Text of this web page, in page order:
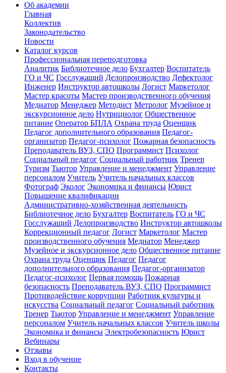
Об академии
Главная
Коллектив
Законодательство
Новости
Каталог курсов
Профессиональная переподготовка
Аналитик Библиотечное дело Бухгалтер Воспитатель
ГО и ЧС Госслужащий Делопроизводство Дефектолог
Инженер Инструктор автошколы Логист Маркетолог
Мастер красоты Мастер производственного обучения
Медиатор Менеджер Методист Метролог Музейное и
экскурсионное дело Нутрициолог Общественное
питание Оператор БПЛА Охрана труда Оценщик
Педагог дополнительного образования Педагог-
организатор Педагог-психолог Пожарная безопасность
Преподаватель ВУЗ, СПО Программист Психолог
Социальный педагог Социальный работник Тренер
Туризм Тьютор Управление и менеджмент Управление
персоналом Учитель Учитель начальных классов
Фотограф Эколог Экономика и финансы Юрист
Повышение квалификации
Административно-хозяйственная деятельность
Библиотечное дело Бухгалтер Воспитатель ГО и ЧС
Госслужащий Делопроизводство Инструктор автошколы
Коррекционный педагог Логист Маркетолог Мастер
производственного обучения Медиатор Менеджер
Музейное и экскурсионное дело Общественное питание
Охрана труда Оценщик Педагог Педагог
дополнительного образования Педагог-организатор
Педагог-психолог Первая помощь Пожарная
безопасность Преподаватель ВУЗ, СПО Программист
Противодействие коррупции Работник культуры и
искусства Социальный педагог Социальный работник
Тренер Тьютор Управление и менеджмент Управление
персоналом Учитель начальных классов Учитель школы
Экономика и финансы Электробезопасность Юрист
Вебинары
Отзывы
Вход в обучение
Контакты